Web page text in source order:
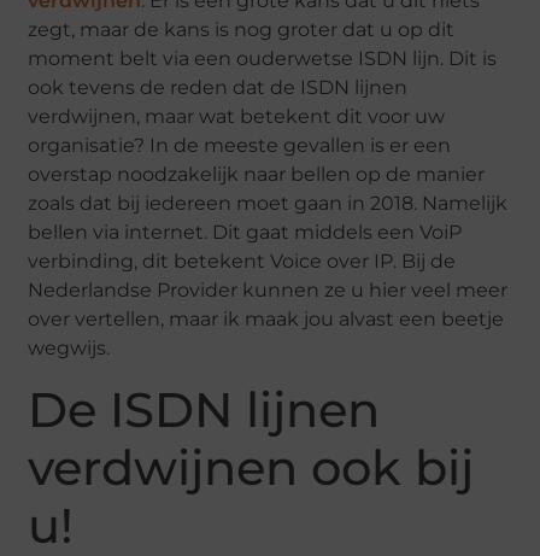
zegt, maar de kans is nog groter dat u op dit
moment belt via een ouderwetse ISDN lijn. Dit is
ook tevens de reden dat de ISDN lijnen
verdwijnen, maar wat betekent dit voor uw
organisatie? In de meeste gevallen is er een
overstap noodzakelijk naar bellen op de manier
zoals dat bij iedereen moet gaan in 2018. Namelijk
bellen via internet. Dit gaat middels een VoiP
verbinding, dit betekent Voice over IP. Bij de
Nederlandse Provider kunnen ze u hier veel meer
over vertellen, maar ik maak jou alvast een beetje
wegwijs.
De ISDN lijnen
verdwijnen ook bij
u!